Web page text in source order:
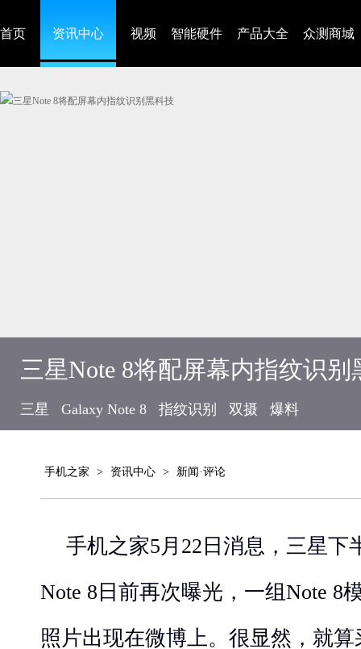
首页 资讯中心 视频 智能硬件 产品大全 众测商城
三星Note 8将配屏幕内指纹识别
三星 Galaxy Note 8 指纹识别 双摄 爆料
手机之家 > 资讯中心 > 新闻·评论
手机之家5月22日消息，三星下
Note 8日前再次曝光，一组Note 8
照片出现在微博上。很显然，就